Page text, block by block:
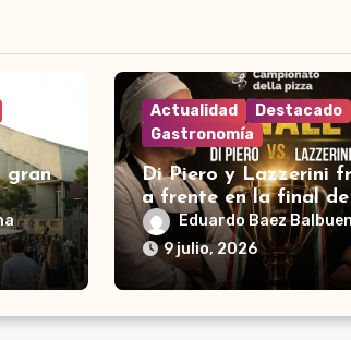
gran
Actualidad
Destacado
Gastronomía
Di Piero y Lazzerini
a frente en la final
pizzaEduardo Baez
9 julio, 2026